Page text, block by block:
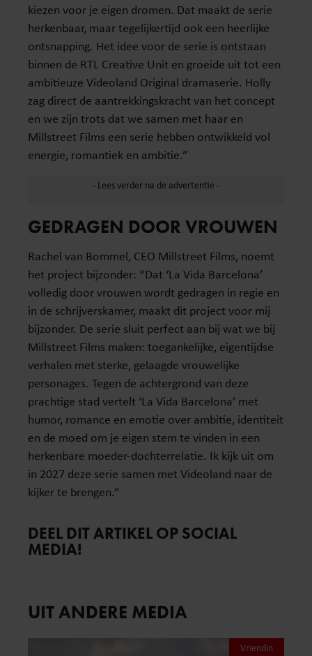
kiezen voor je eigen dromen. Dat maakt de serie
herkenbaar, maar tegelijkertijd ook een heerlijke
ontsnapping. Het idee voor de serie is ontstaan
binnen de RTL Creative Unit en groeide uit tot een
ambitieuze Videoland Original dramaserie. Holly
zag direct de aantrekkingskracht van het concept
en we zijn trots dat we samen met haar en
Millstreet Films een serie hebben ontwikkeld vol
energie, romantiek en ambitie.”
GEDRAGEN DOOR VROUWEN
Rachel van Bommel, CEO Millstreet Films, noemt
het project bijzonder: “Dat ‘La Vida Barcelona’
volledig door vrouwen wordt gedragen in regie en
in de schrijverskamer, maakt dit project voor mij
bijzonder. De serie sluit perfect aan bij wat we bij
Millstreet Films maken: toegankelijke, eigentijdse
verhalen met sterke, gelaagde vrouwelijke
personages. Tegen de achtergrond van deze
prachtige stad vertelt ‘La Vida Barcelona’ met
humor, romance en emotie over ambitie, identiteit
en de moed om je eigen stem te vinden in een
herkenbare moeder-dochterrelatie. Ik kijk uit om
in 2027 deze serie samen met Videoland naar de
kijker te brengen.”
DEEL DIT ARTIKEL OP SOCIAL
MEDIA!
UIT ANDERE MEDIA
Vriendin